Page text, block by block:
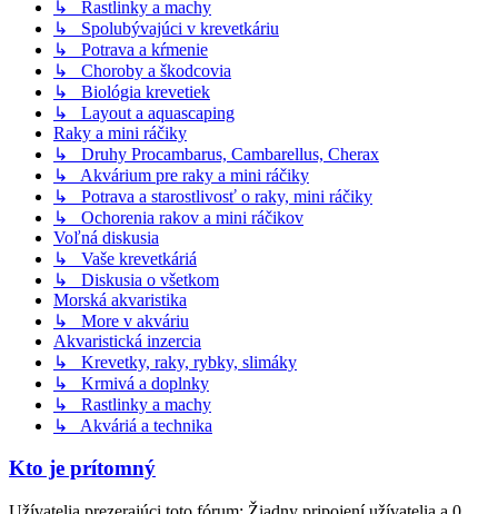
↳ Rastlinky a machy
↳ Spolubývajúci v krevetkáriu
↳ Potrava a kŕmenie
↳ Choroby a škodcovia
↳ Biológia krevetiek
↳ Layout a aquascaping
Raky a mini ráčiky
↳ Druhy Procambarus, Cambarellus, Cherax
↳ Akvárium pre raky a mini ráčiky
↳ Potrava a starostlivosť o raky, mini ráčiky
↳ Ochorenia rakov a mini ráčikov
Voľná diskusia
↳ Vaše krevetkáriá
↳ Diskusia o všetkom
Morská akvaristika
↳ More v akváriu
Akvaristická inzercia
↳ Krevetky, raky, rybky, slimáky
↳ Krmivá a doplnky
↳ Rastlinky a machy
↳ Akváriá a technika
Kto je prítomný